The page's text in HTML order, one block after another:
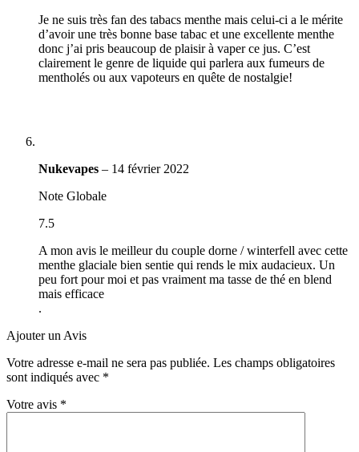
Je ne suis très fan des tabacs menthe mais celui-ci a le mérite
d’avoir une très bonne base tabac et une excellente menthe
donc j’ai pris beaucoup de plaisir à vaper ce jus. C’est
clairement le genre de liquide qui parlera aux fumeurs de
mentholés ou aux vapoteurs en quête de nostalgie!
Nukevapes – 14 février 2022
Note Globale
7.5
A mon avis le meilleur du couple dorne / winterfell avec cette
menthe glaciale bien sentie qui rends le mix audacieux. Un
peu fort pour moi et pas vraiment ma tasse de thé en blend
mais efficace
.
Ajouter un Avis
Votre adresse e-mail ne sera pas publiée. Les champs obligatoires
sont indiqués avec *
Votre avis *